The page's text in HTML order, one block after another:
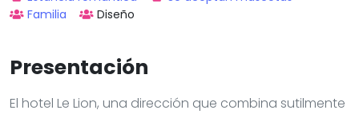
Familia
Diseño
Presentación
El hotel Le Lion, una dirección que combina sutilmente